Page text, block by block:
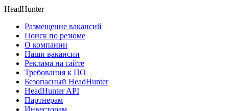
HeadHunter
Размещение вакансий
Поиск по резюме
О компании
Наши вакансии
Реклама на сайте
Требования к ПО
Безопасный HeadHunter
HeadHunter API
Партнерам